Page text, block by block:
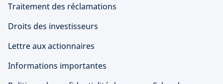
Traitement des réclamations
Droits des investisseurs
Lettre aux actionnaires
Informations importantes